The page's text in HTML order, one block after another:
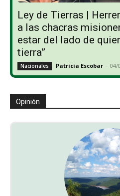
Ley de Tierras |
a las chacras
estar del lado de
tierra”
Nacionales Patricia Escobar - 04/
Opinión